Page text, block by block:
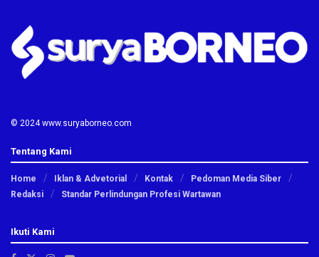
© 2024 www.suryaborneo.com
Tentang Kami
Home Iklan & Advetorial Kontak
Pedoman Media Siber
Redaksi
Standar Perlindungan Profesi Wartawan
Ikuti Kami